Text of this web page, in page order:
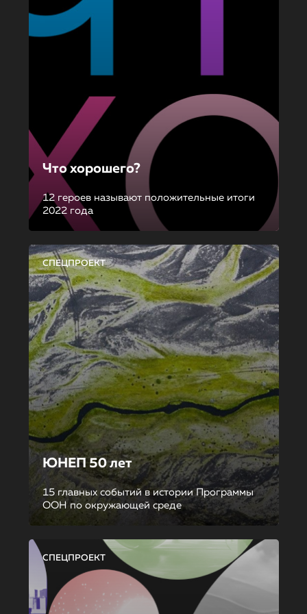
Что хорошего?
12 героев называют положительные итоги
2022 года
СПЕЦПРОЕКТ
ЮНЕП 50 лет
15 главных событий в истории Программы
ООН по окружающей среде
СПЕЦПРОЕКТ